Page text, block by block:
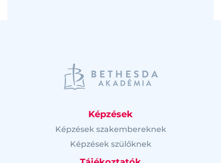
Képzések
Képzések szakembereknek
Képzések szülőknek